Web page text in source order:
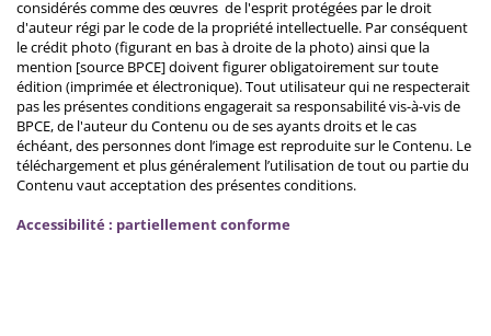
considérés comme des œuvres de l'esprit protégées par le droit
d'auteur régi par le code de la propriété intellectuelle. Par conséquent
le crédit photo (figurant en bas à droite de la photo) ainsi que la
mention [source BPCE] doivent figurer obligatoirement sur toute
édition (imprimée et électronique). Tout utilisateur qui ne respecterait
pas les présentes conditions engagerait sa responsabilité vis-à-vis de
BPCE, de l'auteur du Contenu ou de ses ayants droits et le cas
échéant, des personnes dont l’image est reproduite sur le Contenu. Le
téléchargement et plus généralement l’utilisation de tout ou partie du
Contenu vaut acceptation des présentes conditions.
Accessibilité : partiellement conforme